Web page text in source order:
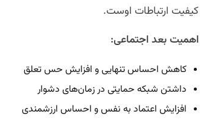
کیفیت ارتباطات اوست.
اهمیت بعد اجتماعی:
کاهش احساس تنهایی و افزایش حس تعلق
داشتن شبکه حمایتی در زمان‌های دشوار
افزایش اعتماد به نفس و احساس ارزشمندی